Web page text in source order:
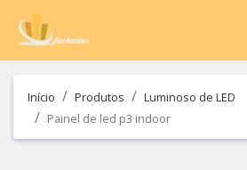
Início Produtos
Luminoso de LED
Painel de led p3 indoor